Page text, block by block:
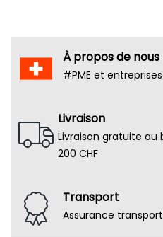
À propos de nous
#PME et
Livraison
Livraison gratuite
200 CHF
Transport
Assurance